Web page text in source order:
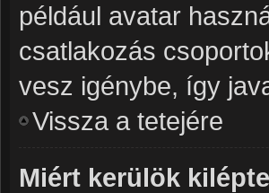
például avatar
csatlakozás
vesz igénybe, így
Vissza a tetejére
Miért kerülök